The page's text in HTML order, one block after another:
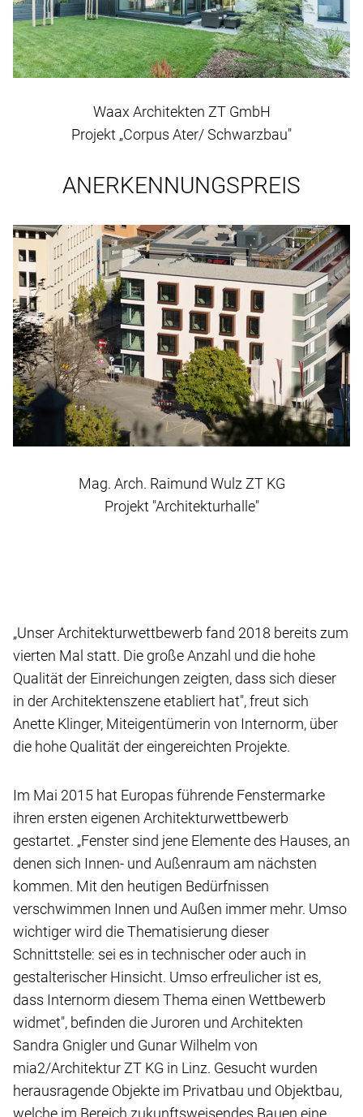
ANERKENNUNGSPREIS
Mag. Arch. Raimund Wulz ZT KG
Projekt "Architekturhalle"
Waax Architekten ZT GmbH
Projekt „Corpus Ater/ Schwarzbau"
„Unser Architekturwettbewerb fand 2018 bereits zum
vierten Mal statt. Die große Anzahl und die hohe
Qualität der Einreichungen zeigten, dass sich dieser
in der Architektenszene etabliert hat", freut sich
Anette Klinger, Miteigentümerin von Internorm, über
die hohe Qualität der eingereichten Projekte.
Im Mai 2015 hat Europas führende Fenstermarke
ihren ersten eigenen Architekturwettbewerb
gestartet. „Fenster sind jene Elemente des Hauses, an
denen sich Innen- und Außenraum am nächsten
kommen. Mit den heutigen Bedürfnissen
verschwimmen Innen und Außen immer mehr. Umso
wichtiger wird die Thematisierung dieser
Schnittstelle: sei es in technischer oder auch in
gestalterischer Hinsicht. Umso erfreulicher ist es,
dass Internorm diesem Thema einen Wettbewerb
widmet", befinden die Juroren und Architekten
Sandra Gnigler und Gunar Wilhelm von
mia2/Architektur ZT KG in Linz. Gesucht wurden
herausragende Objekte im Privatbau und Objektbau,